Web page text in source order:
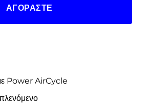
ΑΓΟΡΆΣΤΕ
Power AirCycle